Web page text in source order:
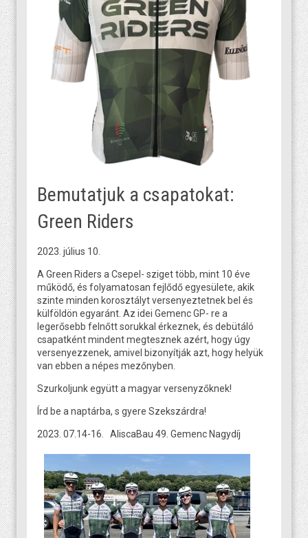
Bemutatjuk a csapatokat:
Green Riders
2023. július 10.
A Green Riders a Csepel- sziget több, mint 10 éve
működő, és folyamatosan fejlődő egyesülete, akik
szinte minden korosztályt versenyeztetnek bel és
külföldön egyaránt. Az idei Gemenc GP- re a
legerősebb felnőtt sorukkal érkeznek, és debütáló
csapatként mindent megtesznek azért, hogy úgy
versenyezzenek, amivel bizonyítják azt, hogy helyük
van ebben a népes mezőnyben.
Szurkoljunk együtt a magyar versenyzőknek!
Írd be a naptárba, s gyere Szekszárdra!
2023. 07.14-16. AliscaBau 49. Gemenc Nagydíj